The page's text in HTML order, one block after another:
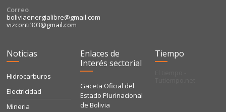
Correo
boliviaenergialibre@gmail.com
vizconti303@gmail.com
Noticias
Hidrocarburos
Electricidad
Mineria
Enlaces de
Interés sectorial
Gaceta Oficial del
Estado Plurinacional
de Bolivia
Tiempo